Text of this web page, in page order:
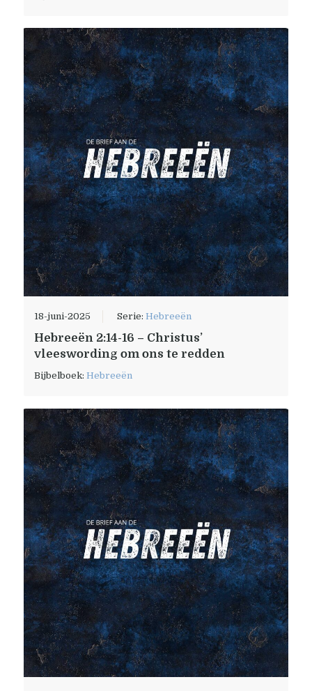
18-juni-2025 Serie:Hebreeën
Hebreeën 2:14-16 – Christus’
vleeswording om ons te redden
Bijbelboek:Hebreeën